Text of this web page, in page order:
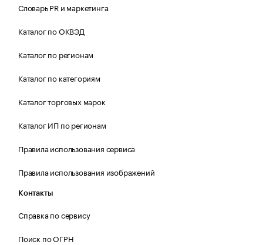
Словарь PR и маркетинга
Каталог по ОКВЭД
Каталог по регионам
Каталог по категориям
Каталог торговых марок
Каталог ИП по регионам
Правила использования сервиса
Правила использования изображений
Контакты
Справка по сервису
Поиск по ОГРН